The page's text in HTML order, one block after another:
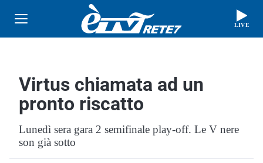
LIVE
Virtus chiamata ad un
pronto riscatto
Lunedì sera gara 2 semifinale play-off. Le V nere
son già sotto